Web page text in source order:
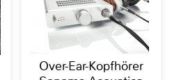
Over-Ear-Kopfhörer